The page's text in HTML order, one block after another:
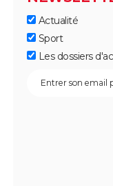
Actualité
Sport
Les dossiers